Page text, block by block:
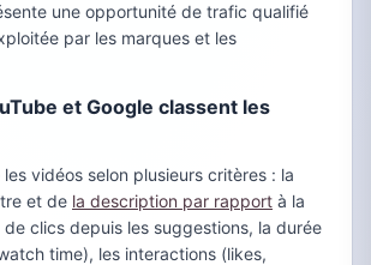
une opportunité de trafic qualifié
par les marques et les
et Google classent les
les vidéos selon plusieurs critères : la
et de la description par rapport à la
clics depuis les suggestions, la durée
time), les interactions (likes,